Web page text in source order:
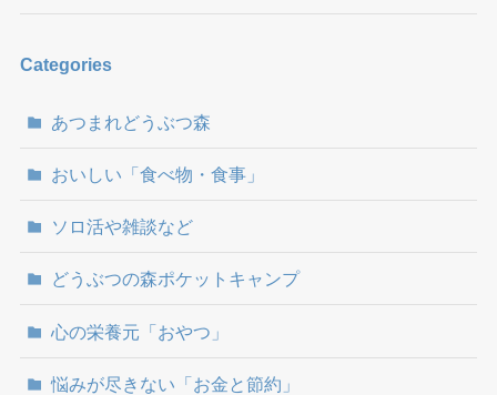
Categories
あつまれどうぶつ森
おいしい「食べ物・食事」
ソロ活や雑談など
どうぶつの森ポケットキャンプ
心の栄養元「おやつ」
悩みが尽きない「お金と節約」